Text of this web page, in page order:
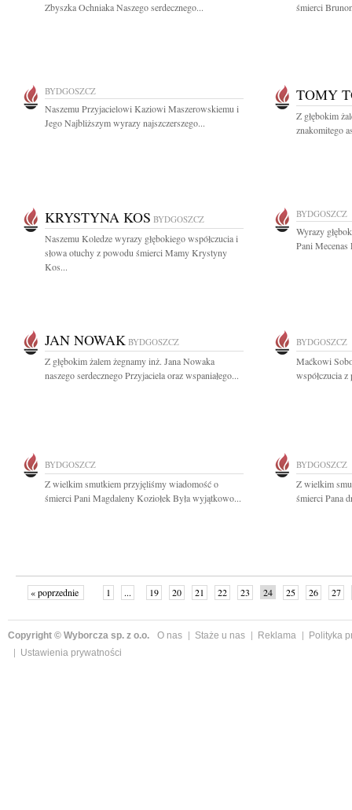
Zbyszka Ochniaka Naszego serdecznego...
śmierci
BYDGOSZCZ
Naszemu Przyjacielowi Kaziowi Maszerowskiemu i
Jego Najbliższym wyrazy najszczerszego...
TOMY
Z głębokim
znakomitego
KRYSTYNA KOS BYDGOSZCZ
Naszemu Koledze wyrazy głębokiego współczucia i
słowa otuchy z powodu śmierci Mamy Krystyny
Kos...
BYDGOSZCZ
Wyrazy
Pani Mecenas
JAN NOWAK BYDGOSZCZ
Z głębokim żalem żegnamy inż. Jana Nowaka
naszego serdecznego Przyjaciela oraz wspaniałego...
BYDGOSZCZ
Maćkowi
współczucia
BYDGOSZCZ
Z wielkim smutkiem przyjęliśmy wiadomość o
śmierci Pani Magdaleny Koziołek Była wyjątkowo...
BYDGOSZCZ
Z wielkim
śmierci Pana
« poprzednie 1 ... 19 20 21 22 23 24 25 26
27
Copyright © Wyborcza sp. z o.o. O nas Staże u nas Reklama
Polityka
Ustawienia prywatności